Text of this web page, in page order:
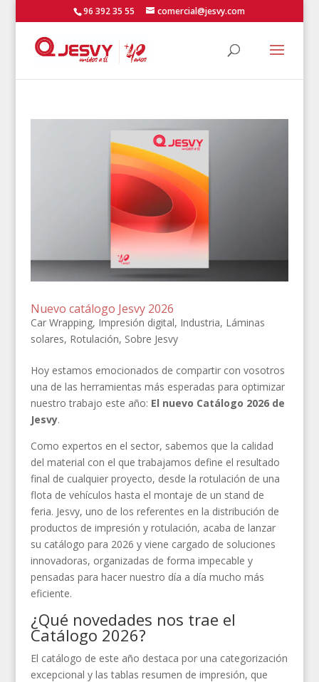
96 392 35 55 comercial@jesvy.com
Nuevo catálogo Jesvy 2026
Car Wrapping, Impresión digital, Industria, Láminas
solares, Rotulación, Sobre Jesvy
Hoy estamos emocionados de compartir con vosotros
una de las herramientas más esperadas para optimizar
nuestro trabajo este año: El nuevo Catálogo 2026 de
Jesvy.
Como expertos en el sector, sabemos que la calidad
del material con el que trabajamos define el resultado
final de cualquier proyecto, desde la rotulación de una
flota de vehículos hasta el montaje de un stand de
feria. Jesvy, uno de los referentes en la distribución de
productos de impresión y rotulación, acaba de lanzar
su catálogo para 2026 y viene cargado de soluciones
innovadoras, organizadas de forma impecable y
pensadas para hacer nuestro día a día mucho más
eficiente.
¿Qué novedades nos trae el
Catálogo 2026?
El catálogo de este año destaca por una categorización
excepcional y las tablas resumen de impresión, que